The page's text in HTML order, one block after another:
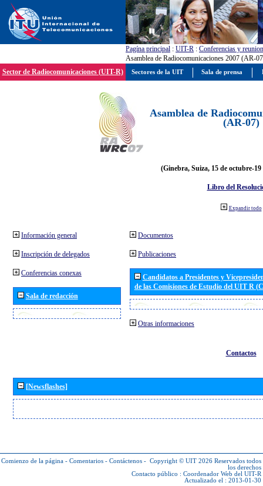
Pagína principal : UIT-R : Conferencias y
Asamblea de Radiocomunicaciones 2007 (AR-
Sector de Radiocomunicaciones (UIT-R)
Asamblea de
(AR-07)
(Ginebra, Suiza, 15 de octubre-19
Libro del
Expandir todo
Información general
Inscripción de delegados
Conferencias conexas
Sala de redacción
Documentos
Publicaciones
Candidatos a Presidentes y
de las Comisiones de Estudio del UIT R
Otras informaciones
Contactos
[Newsflashes]
Comienzo de la página - Comentarios - Contáctenos - Copyright © UIT 2026 Reservados todos
los derechos
Contacto público : Coordenador Web del UIT-R
Actualizado el : 2013-01-30
Sectores de la UIT Sala de prensa